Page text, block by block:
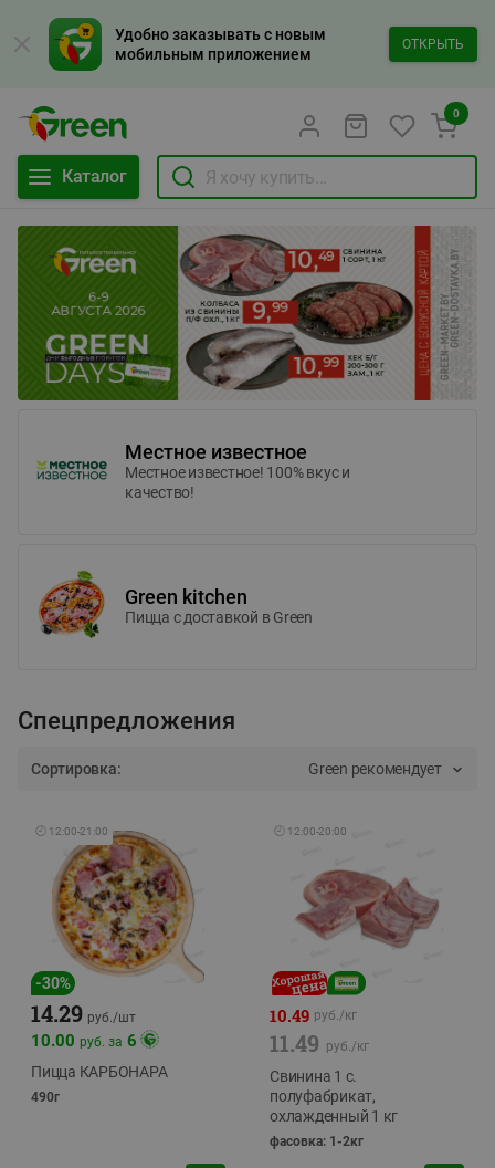
Удобно заказывать с новым
мобильным приложением
ОТКРЫТЬ
Каталог
0
Местное известное
Местное известное! 100% вкус и
качество!
Green kitchen
Пицца c доставкой в Green
Спецпредложения
Сортировка: Green рекомендует
🕘 12:00-21:00
-30%
14.29 руб./шт
10.00 руб. за 6
Пицца КАРБОНАРА
490г
🕘 12:00-20:00
10.49 руб./кг
11.49 руб./кг
Свинина 1 с.
полуфабрикат,
охлажденный 1 кг
фасовка: 1-2кг